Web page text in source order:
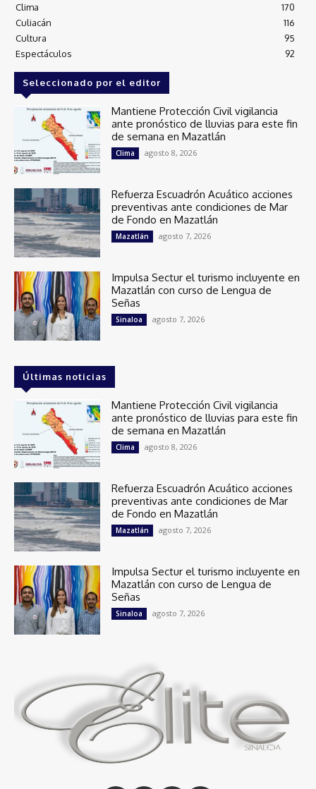
Clima
170
Culiacán
116
Cultura
95
Espectáculos
92
Seleccionado por el editor
Mantiene Protección Civil vigilancia
ante pronóstico de lluvias para este fin
de semana en Mazatlán
Clima agosto 8, 2026
Refuerza Escuadrón Acuático acciones
preventivas ante condiciones de Mar
de Fondo en Mazatlán
Mazatlán agosto 7, 2026
Impulsa Sectur el turismo incluyente en
Mazatlán con curso de Lengua de
Señas
Sinaloa agosto 7, 2026
Últimas noticias
Mantiene Protección Civil vigilancia
ante pronóstico de lluvias para este fin
de semana en Mazatlán
Clima agosto 8, 2026
Refuerza Escuadrón Acuático acciones
preventivas ante condiciones de Mar
de Fondo en Mazatlán
Mazatlán agosto 7, 2026
Impulsa Sectur el turismo incluyente en
Mazatlán con curso de Lengua de
Señas
Sinaloa agosto 7, 2026